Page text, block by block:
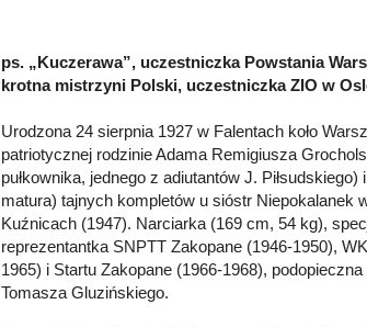
ps. „Kuczerawa”, uczestniczka Powstania
krotna mistrzyni Polski, uczestniczka ZIO w
Urodzona 24 sierpnia 1927 w Falentach koło
patriotycznej rodzinie Adama Remigiusza
pułkownika, jednego z adiutantów J.
matura) tajnych kompletów u sióstr Niepokalanek
Kuźnicach (1947). Narciarka (169 cm, 54 kg),
reprezentantka SNPTT Zakopane (1946-1950),
1965) i Startu Zakopane (1966-1968),
Tomasza Gluzińskiego.